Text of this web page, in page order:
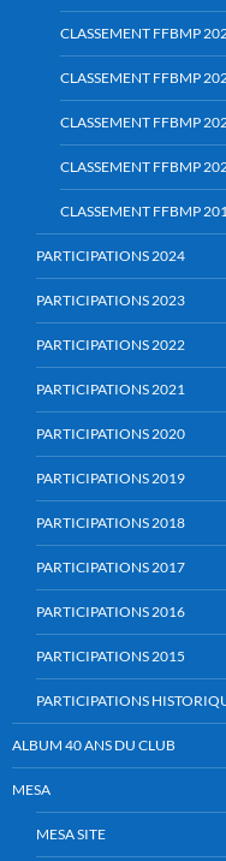
CLASSEMENT FFBMP
CLASSEMENT FFBMP
CLASSEMENT FFBMP
CLASSEMENT FFBMP
CLASSEMENT FFBMP
PARTICIPATIONS 2024
PARTICIPATIONS 2023
PARTICIPATIONS 2022
PARTICIPATIONS 2021
PARTICIPATIONS 2020
PARTICIPATIONS 2019
PARTICIPATIONS 2018
PARTICIPATIONS 2017
PARTICIPATIONS 2016
PARTICIPATIONS 2015
PARTICIPATIONS
ALBUM 40 ANS DU CLUB
MESA
MESA SITE